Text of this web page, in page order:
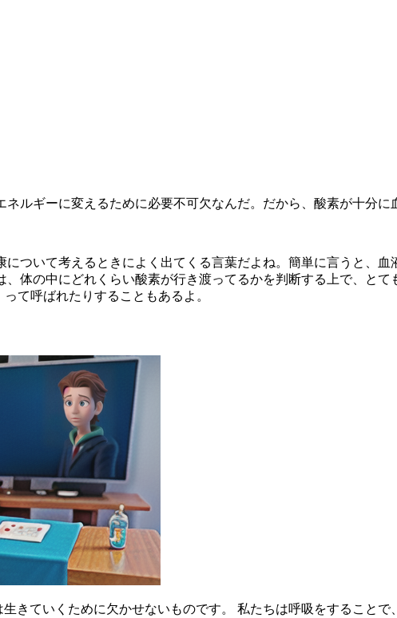
ルギーに変えるために必要不可欠なんだ。だから、酸素が十分
について考えるときによく出てくる言葉だよね。簡単に言うと、
体の中にどれくらい酸素が行き渡ってるかを判断する上で、と
て呼ばれたりすることもあるよ。
きていくために欠かせないものです。
私たちは呼吸をすることで